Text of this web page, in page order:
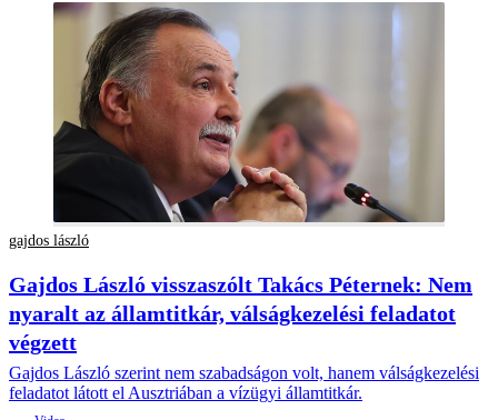
gajdos lászló
Gajdos László visszaszólt Takács Péternek: Nem
nyaralt az államtitkár, válságkezelési feladatot
végzett
Gajdos László szerint nem szabadságon volt, hanem válságkezelési
feladatot látott el Ausztriában a vízügyi államtitkár.